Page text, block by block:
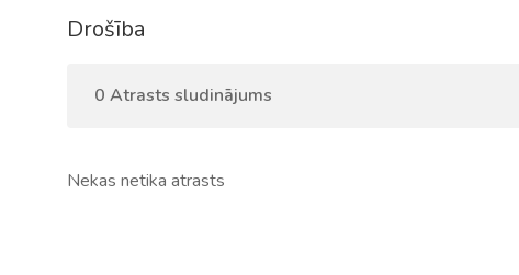
Drošība
0 Atrasts sludinājums
Nekas netika atrasts